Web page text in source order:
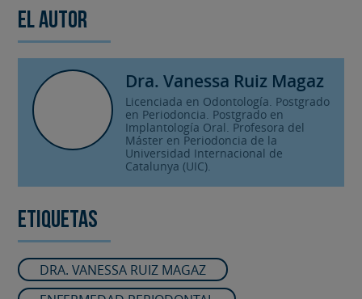
El autor
Dra. Vanessa Ruiz Magaz
Licenciada en Odontología. Postgrado
en Periodoncia. Postgrado en
Implantología Oral. Profesora del
Máster en Periodoncia de la
Universidad Internacional de
Catalunya (UIC).
Etiquetas
DRA. VANESSA RUIZ MAGAZ